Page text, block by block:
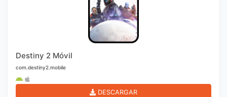
Destiny 2 Móvil
com.destiny2.mobile
DESCARGAR